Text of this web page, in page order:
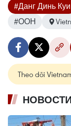
#Данг Динь Куи
#ООН
Theo dõi